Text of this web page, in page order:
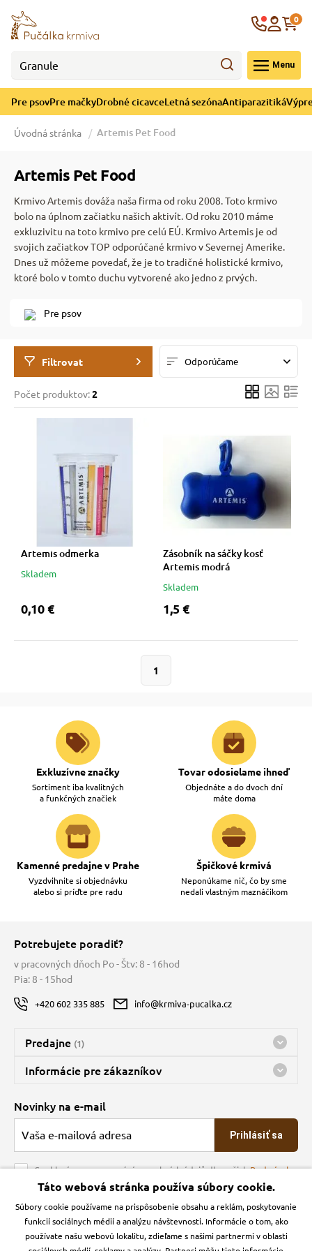
Menu
0
Pre psovPre mačkyDrobné cicavceLetná sezónaAntiparazitiká
psov
Pre psov
psov
psov
psov
so psom
poukazy
mačky
Pre mačky
mačky
mačky
mačky
mačky
poukazy
cicavce
Drobné cicavce
vitamíny
sezóna
Letná sezóna
ochladenie
Výpredaj
CZK
Úvodná stránka Artemis Pet Food
Artemis Pet Food
Krmivo Artemis dováža naša firma od roku 2008. Toto krmivo
bolo na úplnom začiatku našich aktivít. Od roku 2010 máme
exkluzivitu na toto krmivo pre celú EÚ. Krmivo Artemis je od
svojich začiatkov TOP odporúčané krmivo v Severnej Amerike.
Dnes už môžeme povedať, že je to tradičné holistické krmivo,
ktoré bolo v tomto duchu vytvorené ako jedno z prvých.
Pre psov
Filtrovat Odporúčame
Počet produktov:2
Artemis odmerka
Skladem
0,10 €
Zásobník na sáčky kosť
Artemis modrá
Skladem
1,5 €
1
Exkluzívne značky
Sortiment iba kvalitných
a funkčných značiek
Tovar odosielame ihneď
Objednáte a do dvoch dní
máte doma
Kamenné predajne v Prahe
Vyzdvihnite si objednávku
alebo si príďte pre radu
Špičkové krmivá
Neponúkame nič, čo by sme
nedali vlastným maznáčikom
Potrebujete poradiť?
v pracovných dňoch Po - Štv: 8 - 16hod
Pia: 8 - 15hod
+420 602 335 885 info@krmiva-pucalka.cz
Predajne (1)
Predajňa a sklad Kbely
Bohužiaľ, momentálne máme zatvorené
Informácie pre zákazníkov
O spoločnosti
Veľkoobchod
Obchodné podmienky
Kontakt
Podmienky ochrany osobných údajov
Zásady používanie cookies a Google Analytics
Novinky na e-mail
Prihlásiť sa
Souhlasím se zpracováním osobních údajů dle našichPodmínek
ochrany osobních údajů
Krmiva Pučálka na sociálnych sieťach
Instagran Facebook
Táto webová stránka používa súbory cookie.
Súbory cookie používame na prispôsobenie obsahu a reklám, poskytovanie
funkcií sociálnych médií a analýzu návštevnosti. Informácie o tom, ako
používate našu webovú lokalitu, zdieľame s našimi partnermi v oblasti